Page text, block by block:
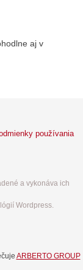
aj v
používania
a vykonáva ich
Wordpress.
ARBERTO GROUP